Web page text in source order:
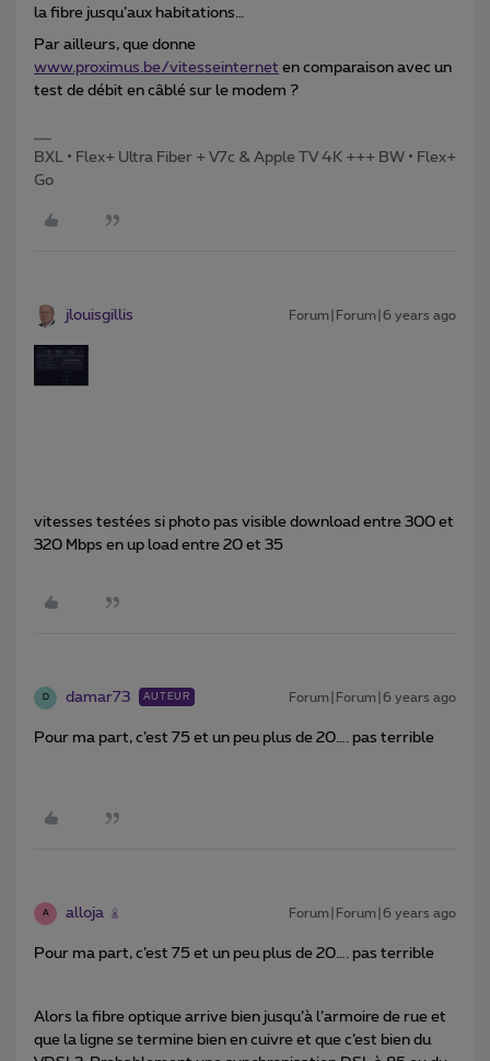
la fibre jusqu’aux habitations…
Par ailleurs, que donne
www.proximus.be/vitesseinternet en comparaison avec un
test de débit en câblé sur le modem ?
BXL • Flex+ Ultra Fiber + V7c & Apple TV 4K +++ BW • Flex+
Go
jlouisgillis Forum|Forum|6 years ago
vitesses testées si photo pas visible download entre 300 et
320 Mbps en up load entre 20 et 35
D damar73 AUTEUR Forum|Forum|6 years ago
Pour ma part, c’est 75 et un peu plus de 20…. pas terrible
A alloja Forum|Forum|6 years ago
Pour ma part, c’est 75 et un peu plus de 20…. pas terrible
Alors la fibre optique arrive bien jusqu’à l’armoire de rue et
que la ligne se termine bien en cuivre et que c’est bien du